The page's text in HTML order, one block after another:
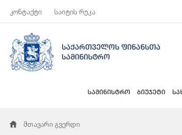
კონტაქტი საიტის რუკა
საქართველოს ფინანსთა
სამინისტრო
სამინისტრო ბიუჯეტი
მთავარი გვერდი